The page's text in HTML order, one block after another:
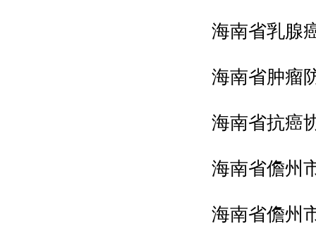
海南省乳腺
海南省肿瘤
海南省抗癌
海南省儋州
海南省儋州